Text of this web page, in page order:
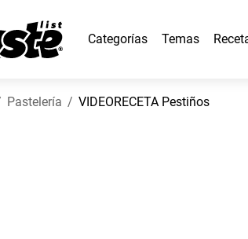
Categorías Temas
Pastelería VIDEORECETA Pestiños